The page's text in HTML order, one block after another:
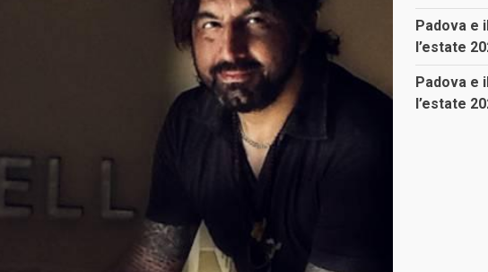
Padova e
l’estate
Padova e
l’estate